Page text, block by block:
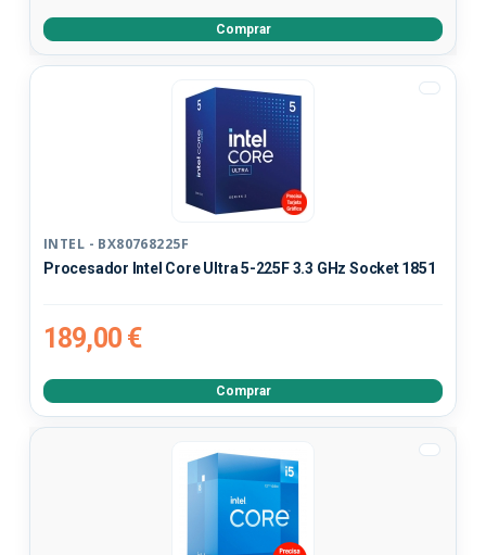
Comprar
INTEL - BX80768225F
Procesador Intel Core Ultra 5-225F 3.3 GHz Socket 1851
189,00 €
Comprar